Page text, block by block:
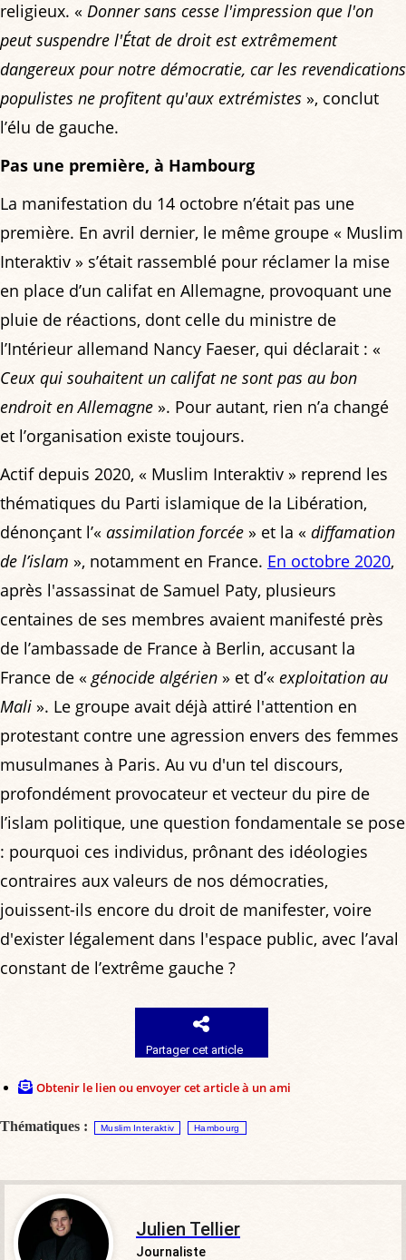
religieux. « Donner sans cesse l'impression que l'on
peut suspendre l'État de droit est extrêmement
dangereux pour notre démocratie, car les revendications
populistes ne profitent qu'aux extrémistes », conclut
l’élu de gauche.
Pas une première, à Hambourg
La manifestation du 14 octobre n’était pas une
première. En avril dernier, le même groupe « Muslim
Interaktiv » s’était rassemblé pour réclamer la mise
en place d’un califat en Allemagne, provoquant une
pluie de réactions, dont celle du ministre de
l’Intérieur allemand Nancy Faeser, qui déclarait : «
Ceux qui souhaitent un califat ne sont pas au bon
endroit en Allemagne ». Pour autant, rien n’a changé
et l’organisation existe toujours.
Actif depuis 2020, « Muslim Interaktiv » reprend les
thématiques du Parti islamique de la Libération,
dénonçant l’« assimilation forcée » et la « diffamation
de l’islam », notamment en France. En octobre 2020,
après l'assassinat de Samuel Paty, plusieurs
centaines de ses membres avaient manifesté près
de l’ambassade de France à Berlin, accusant la
France de «génocide algérien » et d’« exploitation au
Mali ». Le groupe avait déjà attiré l'attention en
protestant contre une agression envers des femmes
musulmanes à Paris. Au vu d'un tel discours,
profondément provocateur et vecteur du pire de
l’islam politique, une question fondamentale se pose
: pourquoi ces individus, prônant des idéologies
contraires aux valeurs de nos démocraties,
jouissent-ils encore du droit de manifester, voire
d'exister légalement dans l'espace public, avec l’aval
constant de l’extrême gauche ?
Partager cet article
Obtenir le lien ou envoyer cet article à un ami
Thématiques : Muslim Interaktiv Hambourg
Julien Tellier
Journaliste